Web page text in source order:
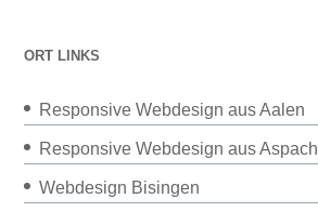
ORT LINKS
Responsive Webdesign aus Aalen
Responsive Webdesign aus Aspach
Webdesign Bisingen